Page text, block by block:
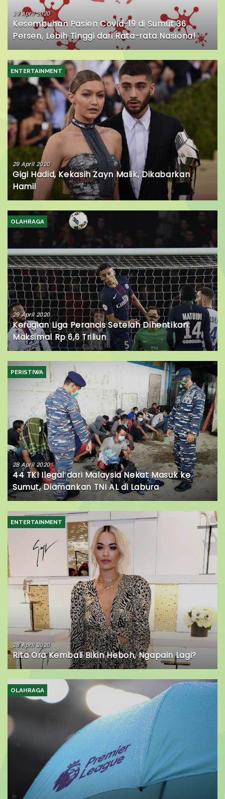
29 April 2020
Kesembuhan Pasien Covid-19 di Sumut 36
Persen, Lebih Tinggi dari Rata-rata Nasional
ENTERTAINMENT
29 April 2020
Gigi Hadid, Kekasih Zayn Malik, Dikabarkan
Hamil
OLAHRAGA
29 April 2020
Kerugian Liga Perancis Setelah Dihentikan:
Maksimal Rp 6,6 Triliun
PERISTIWA
28 April 2020
44 TKI Ilegal dari Malaysia Nekat Masuk ke
Sumut, Diamankan TNI AL di Labura
ENTERTAINMENT
28 April 2020
Rita Ora Kembali Bikin Heboh, Ngapain Lagi?
OLAHRAGA